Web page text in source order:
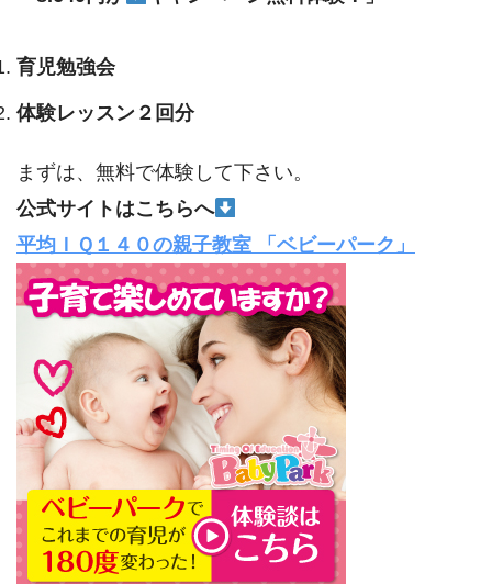
育児勉強会
体験レッスン２回分
まずは、無料で体験して下さい。
公式サイトはこちらへ
平均ＩＱ１４０の親子教室 「ベビーパーク」